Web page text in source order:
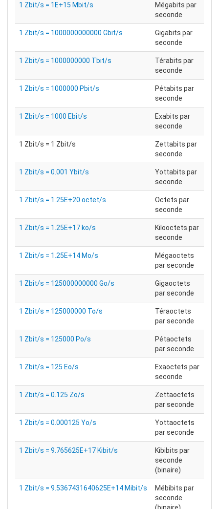
1 Zbit/s = 1E+15 Mbit/s
Mégabits par
seconde
1 Zbit/s = 1000000000000 Gbit/s
Gigabits par
seconde
1 Zbit/s = 1000000000 Tbit/s
Térabits par
seconde
1 Zbit/s = 1000000 Pbit/s
Pétabits par
seconde
1 Zbit/s = 1000 Ebit/s
Exabits par
seconde
1 Zbit/s = 1 Zbit/s
Zettabits par
seconde
1 Zbit/s = 0.001 Ybit/s
Yottabits par
seconde
1 Zbit/s = 1.25E+20 octet/s
Octets par
seconde
1 Zbit/s = 1.25E+17 ko/s
Kilooctets par
seconde
1 Zbit/s = 1.25E+14 Mo/s
Mégaoctets
par seconde
1 Zbit/s = 125000000000 Go/s
Gigaoctets
par seconde
1 Zbit/s = 125000000 To/s
Téraoctets
par seconde
1 Zbit/s = 125000 Po/s
Pétaoctets
par seconde
1 Zbit/s = 125 Eo/s
Exaoctets par
seconde
1 Zbit/s = 0.125 Zo/s
Zettaoctets
par seconde
1 Zbit/s = 0.000125 Yo/s
Yottaoctets
par seconde
1 Zbit/s = 9.765625E+17 Kibit/s
Kibibits par
seconde
(binaire)
1 Zbit/s = 9.5367431640625E+14 Mibit/s
Mébibits par
seconde